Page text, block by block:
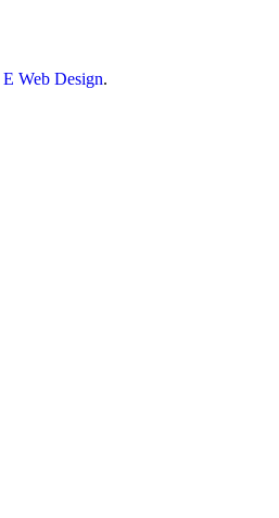
E Web Design.